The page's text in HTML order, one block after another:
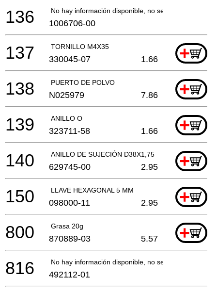
No hay información disponible, no se puede pedir
136 1006706-00
TORNILLO M4X35 +
137 330045-07 1.66
PUERTO DE POLVO +
138 N025979 7.86
ANILLO O +
139 323711-58 1.66
ANILLO DE SUJECIÓN D38X1,75 +
140 629745-00 2.95
LLAVE HEXAGONAL 5 MM +
150 098000-11 2.95
Grasa 20g +
800 870889-03 5.57
No hay información disponible, no se puede pedir
816 492112-01